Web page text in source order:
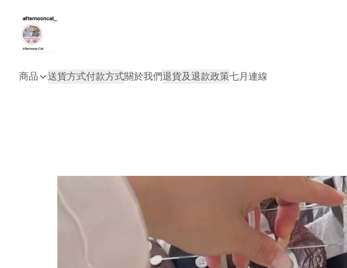
商品 送貨方式付款方式關於我們退貨及退款政策七月連線